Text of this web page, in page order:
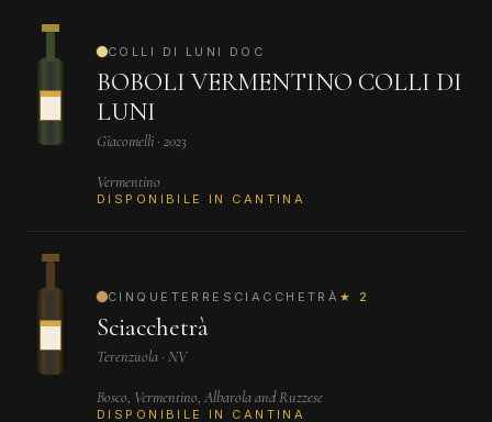
COLLI DI LUNI DOC
BOBOLI VERMENTINO COLLI DI
LUNI
Giacomelli · 2023
Vermentino
DISPONIBILE IN CANTINA
CINQUETERRESCIACCHETRÀ ★ 2
Sciacchetrà
Terenzuola · NV
Bosco, Vermentino, Albarola and Ruzzese
DISPONIBILE IN CANTINA